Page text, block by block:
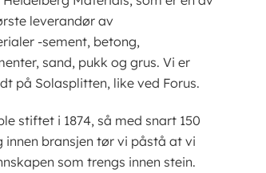
leverandør av
-sement, betong,
sand, pukk og grus. Vi er
på Solasplitten, like ved Forus.
stiftet i 1874, så med snart 150
innen bransjen tør vi påstå at vi
som trengs innen stein.